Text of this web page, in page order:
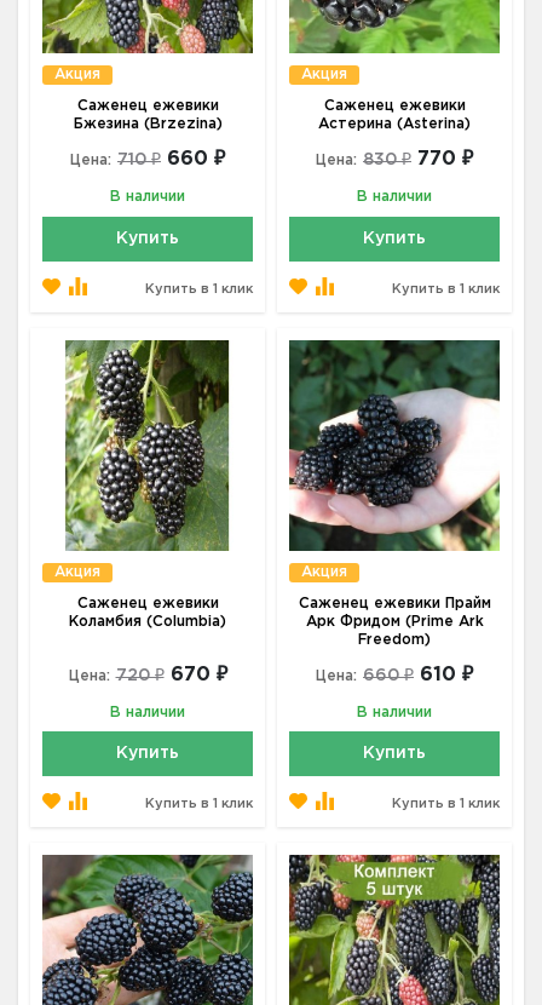
Акция
Саженец ежевики
Бжезина (Brzezina)
Цена: 710 ₽ 660 ₽
В наличии
Купить
Купить в 1 клик
Акция
Саженец ежевики
Астерина (Asterina)
Цена: 830 ₽ 770 ₽
В наличии
Купить
Купить в 1 клик
Акция
Саженец ежевики
Коламбия (Columbia)
Цена: 720 ₽ 670 ₽
В наличии
Купить
Купить в 1 клик
Акция
Саженец ежевики Прайм
Арк Фридом (Prime Ark
Freedom)
Цена: 660 ₽ 610 ₽
В наличии
Купить
Купить в 1 клик